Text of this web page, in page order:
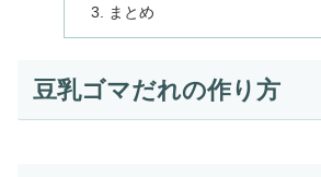
まとめ
豆乳ゴマだれの作り方